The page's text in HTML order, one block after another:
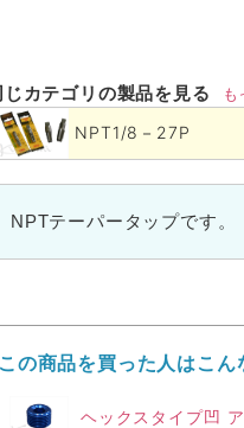
じカテゴリの製品を見る も
NPT1/8－27P
NPTテーパータップです。
この商品を買った人はこん
ヘックスタイプ凹